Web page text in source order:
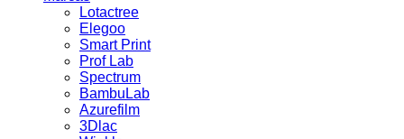
Lotactree
Elegoo
Smart Print
Prof Lab
Spectrum
BambuLab
Azurefilm
3Dlac